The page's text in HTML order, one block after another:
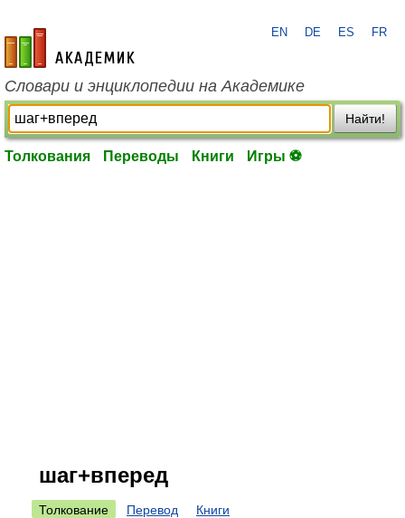
academic.ru
EN DE ES FR
Словари и энциклопедии на Академике
Найти!
Толкования Переводы Книги Игры ⚽
шаг+вперед
Толкование Перевод Книги